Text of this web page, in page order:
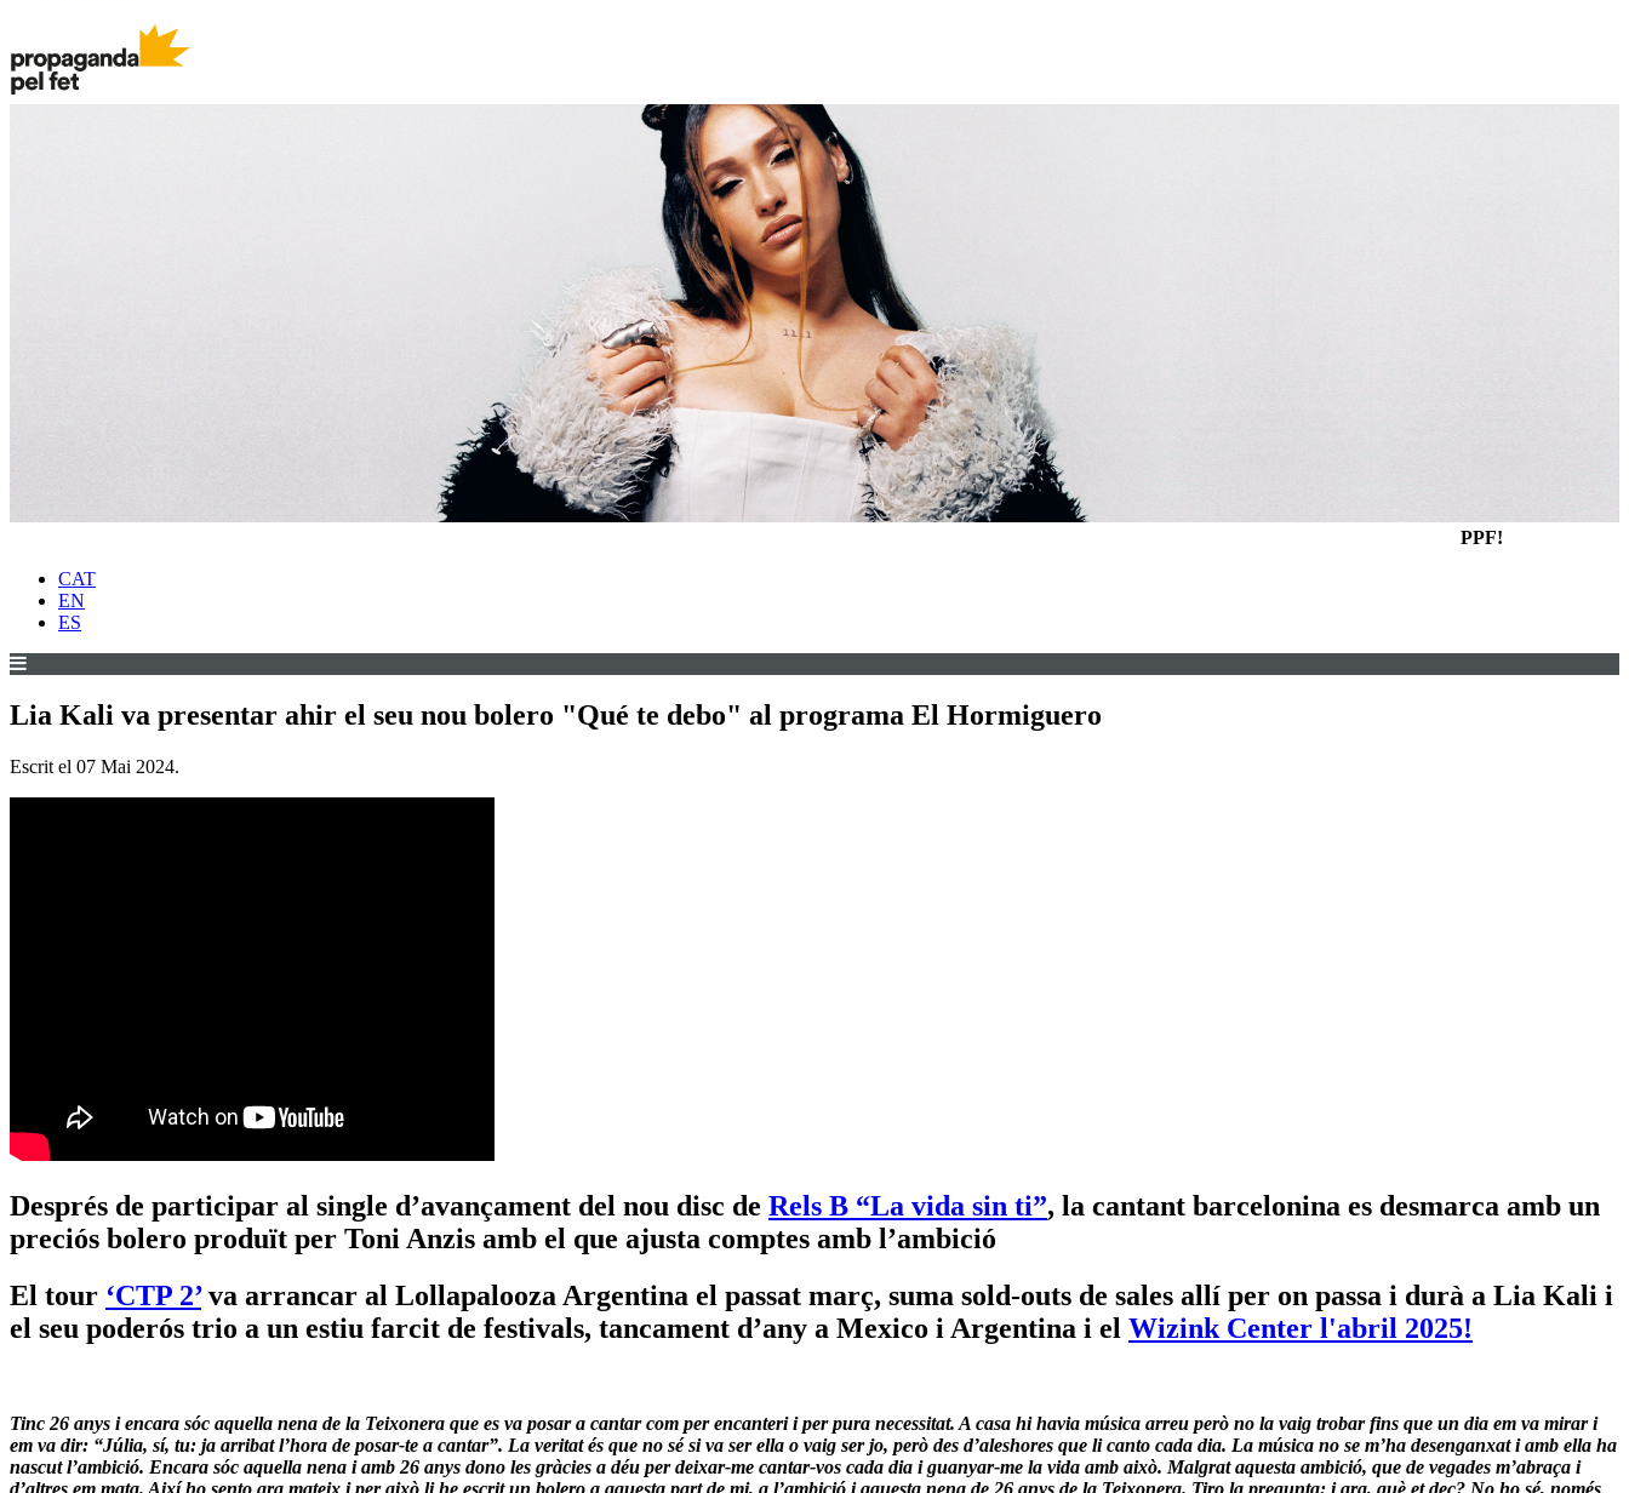
PPF!
CAT
EN
ES
Lia Kali va presentar ahir el seu nou bolero "Qué te debo" al programa El Hormiguero
Escrit el 07 Mai 2024.
Després de participar al single d’avançament del nou disc de Rels B “La vida sin ti”, la cantant barcelonina es desmarca amb un
preciós bolero produït per Toni Anzis amb el que ajusta comptes amb l’ambició
El tour ‘CTP 2’va arrancar al Lollapalooza Argentina el passat març, suma sold-outs de sales allí per on passa i durà a Lia Kali i
el seu poderós trio a un estiu farcit de festivals, tancament d’any a Mexico i Argentina i el Wizink Center l'abril 2025!
Tinc 26 anys i encara sóc aquella nena de la Teixonera que es va posar a cantar com per encanteri i per pura necessitat. A casa hi havia música arreu però no la vaig trobar fins que un dia em va mirar i
em va dir: “Júlia, sí, tu: ja arribat l’hora de posar-te a cantar”. La veritat és que no sé si va ser ella o vaig ser jo, però des d’aleshores que li canto cada dia. La música no se m’ha desenganxat i amb ella ha
nascut l’ambició. Encara sóc aquella nena i amb 26 anys dono les gràcies a déu per deixar-me cantar-vos cada dia i guanyar-me la vida amb això. Malgrat aquesta ambició, que de vegades m’abraça i
d’altres em mata. Així ho sento ara mateix i per això li he escrit un bolero a aquesta part de mi, a l’ambició i aquesta nena de 26 anys de la Teixonera. Tiro la pregunta: i ara, què et dec? No ho sé, només